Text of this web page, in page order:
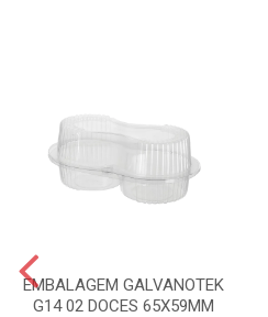
EMBALAGEM GALVANOTEK
G14 02 DOCES 65X59MM